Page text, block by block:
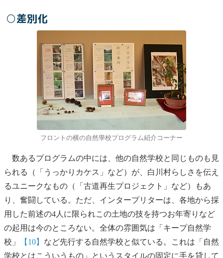
○差別化
フロントの横の自然學校プログラム紹介コーナー
数あるプログラムの中には、他の自然学校と同じものも見
られる（「うっかりカケス」など）が、白川村らしさを伝え
るユニークなもの（「古道再生プロジェクト」など）もあ
り、奮闘している。ただ、インタープリターは、各地から採
用した前述の4人に限られこの土地の技を持つお年寄りなど
の起用は今のところない。全体の雰囲気は「キープ自然学
校」
【10】 など先行する自然学校と似ている。これは「自然
学校とはこういうもの」というスタイルの固定に手を貸して